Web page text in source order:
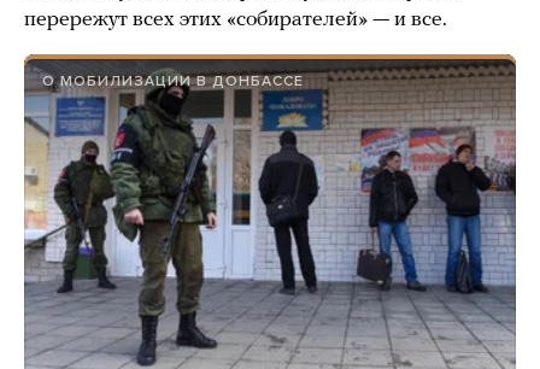
перережут всех этих «собирателей» — и все.
О МОБИЛИЗАЦИИ В ДОНБАССЕ